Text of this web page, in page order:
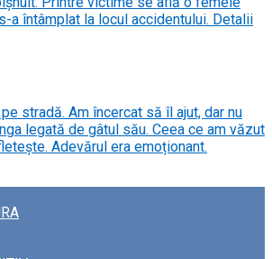
a întâmplat la locul accidentului. Detalii
stradă. Am încercat să îl ajut, dar nu
legată de gâtul său. Ceea ce am văzut
Adevărul era emoționant.